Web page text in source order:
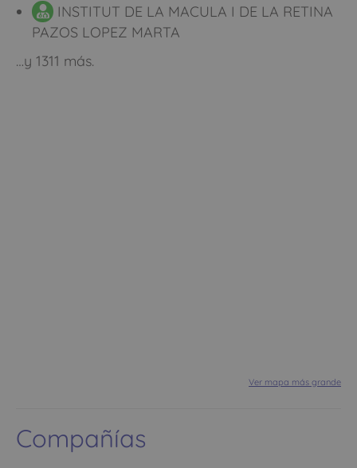
INSTITUT DE LA MACULA I DE LA RETINA
PAZOS LOPEZ MARTA
…y 1311 más.
Ver mapa más grande
Compañías